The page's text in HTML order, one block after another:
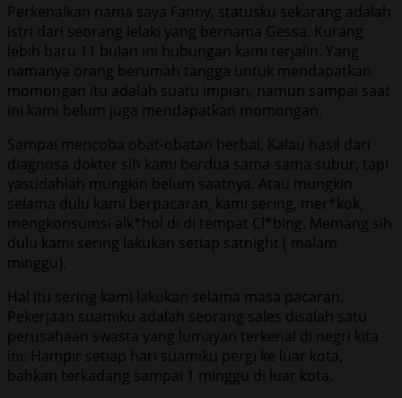
Perkenalkan nama saya Fanny, statusku sekarang adalah
istri dari seorang lelaki yang bernama Gessa. Kurang
lebih baru 11 bulan ini hubungan kami terjalin. Yang
namanya orang berumah tangga untuk mendapatkan
momongan itu adalah suatu impian, namun sampai saat
ini kami belum juga mendapatkan momongan.
Sampai mencoba obat-obatan herbal. Kalau hasil dari
diagnosa dokter sih kami berdua sama-sama subur, tapi
yasudahlah mungkin belum saatnya. Atau mungkin
selama dulu kami berpacaran, kami sering, mer*kok,
mengkonsumsi alk*hol di di tempat Cl*bing. Memang sih
dulu kami sering lakukan setiap satnight ( malam
minggu).
Hal itu sering kami lakukan selama masa pacaran.
Pekerjaan suamiku adalah seorang sales disalah satu
perusahaan swasta yang lumayan terkenal di negri kita
ini. Hampir setiap hari suamiku pergi ke luar kota,
bahkan terkadang sampai 1 minggu di luar kota.